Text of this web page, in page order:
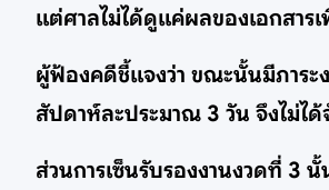
แต่ศาลไม่ได้ดูแค่ผลของเอกสาร
ผู้ฟ้องคดีชี้แจงว่า ขณะนั้นมีภาระ
สัปดาห์ละประมาณ 3 วัน จึงไม่ไ
ส่วนการเซ็นรับรองงานงวดที่ 3